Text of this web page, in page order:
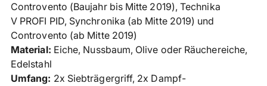
Controvento (Baujahr bis Mitte 2019),Technika
V PROFI PID, Synchronika (ab Mitte 2019) und
Controvento (ab Mitte 2019)
Material: Eiche, Nussbaum, Olive oder Räuchereiche,
Edelstahl
Umfang: 2x Siebträgergriff, 2x Dampf-